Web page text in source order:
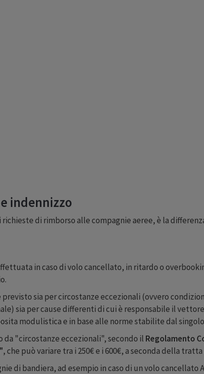
indennizzo
di rimborso alle compagnie aeree, è la
in caso di volo cancellato, in ritardo o
previsto sia per circostanze eccezionali (ovvero
sia per cause differenti di cui è responsabile il
modulistica e in base alle norme stabilite dal
da "circostanze eccezionali", secondo il Regolamento
, che può variare tra i 250€ e i 600€, a seconda della
di bandiera, ad esempio in caso di un volo cancellato